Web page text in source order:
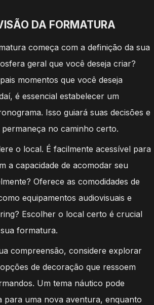
DA FORMATURA
começa com a definição da sua
geral que você deseja criar?
momentos que você deseja
é essencial estabelecer um
Isso guiará suas decisões e
no caminho certo.
o local. É facilmente acessível para
a capacidade de acomodar seu
Oferece as comodidades de
equipamentos audiovisuais e
Escolher o local certo é crucial
formatura.
compreensão, considere explorar
de decoração que ressoem
Um tema náutico pode
para uma nova aventura, enquanto